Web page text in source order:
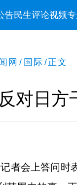
告民生评论视频
网 / 国际 /正文
对日
者会上答问